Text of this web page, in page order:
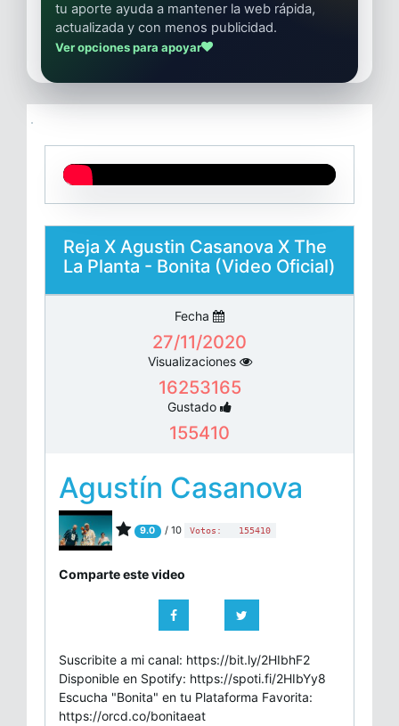
tu aporte ayuda a mantener la web rápida,
actualizada y con menos publicidad.
Ver opciones para apoyar
Reja X Agustin Casanova X The
La Planta - Bonita (Video Oficial)
Fecha
27/11/2020
Visualizaciones
16253165
Gustado
155410
Agustín Casanova
9.0 / 10 Votos: 155410
Comparte este video
Suscribite a mi canal: https://bit.ly/2HIbhF2
Disponible en Spotify: https://spoti.fi/2HIbYy8
Escucha "Bonita" en tu Plataforma Favorita:
https://orcd.co/bonitaeat